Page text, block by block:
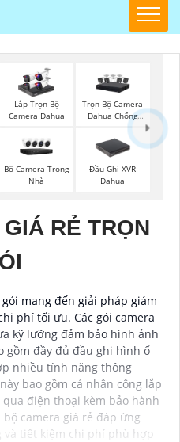
Lắp Trọn Bộ
Camera Dahua
Trọn Bộ Camera
Dahua Chống
Bộ Camera Trong
Nhà
Đầu Ghi XVR
Dahua
RẺ TRỌN
mang đến giải pháp giám
phí tối ưu. Các gói camera
kỹ lưỡng đảm bảo hình ảnh
gồm đầy đủ đầu ghi hình ổ
nhiều tính năng thông
bao gồm cả nhân công lắp
điện thoại kèm bảo hành
camera giá rẻ đáp ứng
tiết kiệm chi phí phù hợp